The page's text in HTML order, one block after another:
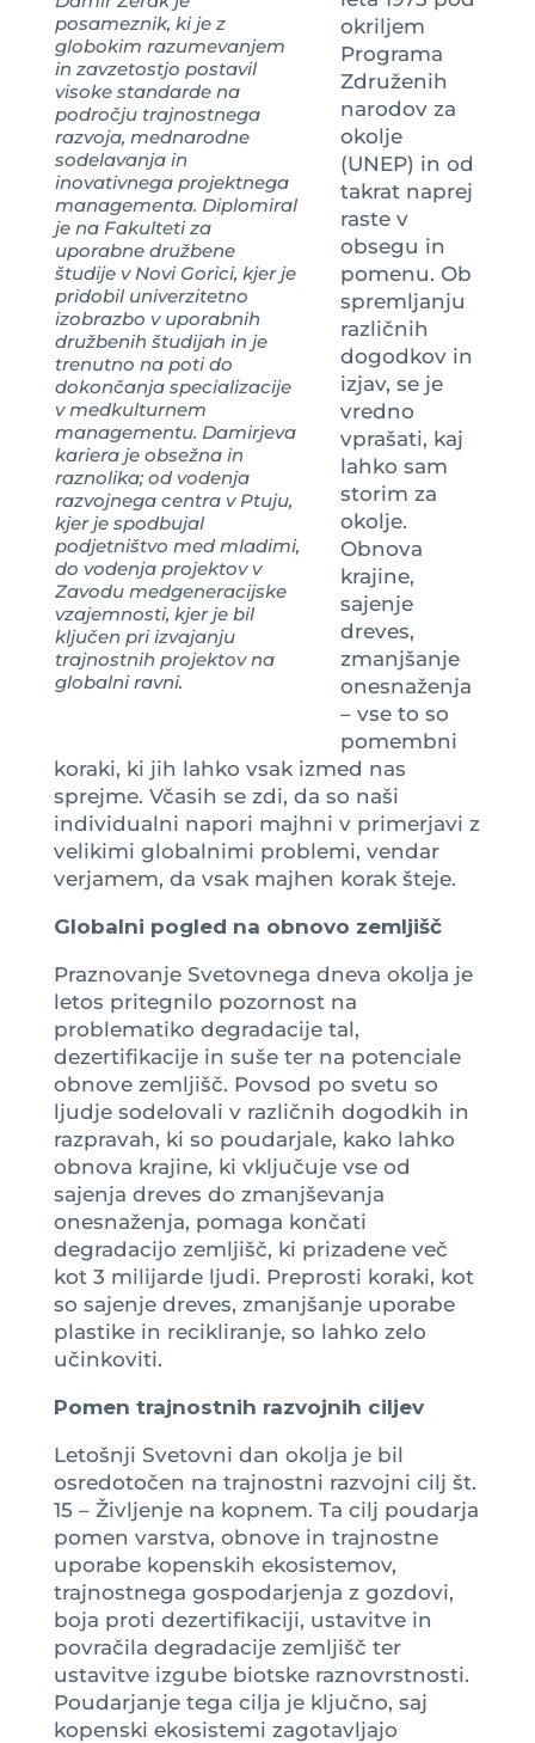
posameznik, ki je z
globokim razumevanjem
in zavzetostjo postavil
visoke standarde na
področju trajnostnega
razvoja, mednarodne
sodelavanja in
inovativnega projektnega
managementa. Diplomiral
je na Fakulteti za
uporabne družbene
študije v Novi Gorici, kjer je
pridobil univerzitetno
izobrazbo v uporabnih
družbenih študijah in je
trenutno na poti do
dokončanja specializacije
v medkulturnem
managementu. Damirjeva
kariera je obsežna in
raznolika; od vodenja
razvojnega centra v Ptuju,
kjer je spodbujal
podjetništvo med mladimi,
do vodenja projektov v
Zavodu medgeneracijske
vzajemnosti, kjer je bil
ključen pri izvajanju
trajnostnih projektov na
globalni ravni.
okriljem
Programa
Združenih
narodov za
okolje
(UNEP) in od
takrat naprej
raste v
obsegu in
pomenu. Ob
spremljanju
različnih
dogodkov in
izjav, se je
vredno
vprašati, kaj
lahko sam
storim za
okolje.
Obnova
krajine,
sajenje
dreves,
zmanjšanje
onesnaženja
– vse to so
pomembni
koraki, ki jih lahko vsak izmed nas
sprejme. Včasih se zdi, da so naši
individualni napori majhni v primerjavi z
velikimi globalnimi problemi, vendar
verjamem, da vsak majhen korak šteje.
Globalni pogled na obnovo zemljišč
Praznovanje Svetovnega dneva okolja je
letos pritegnilo pozornost na
problematiko degradacije tal,
dezertifikacije in suše ter na potenciale
obnove zemljišč. Povsod po svetu so
ljudje sodelovali v različnih dogodkih in
razpravah, ki so poudarjale, kako lahko
obnova krajine, ki vključuje vse od
sajenja dreves do zmanjševanja
onesnaženja, pomaga končati
degradacijo zemljišč, ki prizadene več
kot 3 milijarde ljudi. Preprosti koraki, kot
so sajenje dreves, zmanjšanje uporabe
plastike in recikliranje, so lahko zelo
učinkoviti.
Pomen trajnostnih razvojnih ciljev
Letošnji Svetovni dan okolja je bil
osredotočen na trajnostni razvojni cilj št.
15 – Življenje na kopnem. Ta cilj poudarja
pomen varstva, obnove in trajnostne
uporabe kopenskih ekosistemov,
trajnostnega gospodarjenja z gozdovi,
boja proti dezertifikaciji, ustavitve in
povračila degradacije zemljišč ter
ustavitve izgube biotske raznovrstnosti.
Poudarjanje tega cilja je ključno, saj
kopenski ekosistemi zagotavljajo